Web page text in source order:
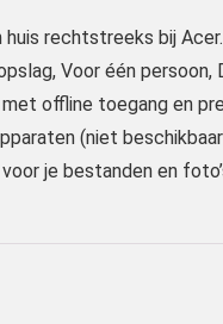
huis rechtstreeks bij
Voor één
offline toegang en
(niet
je bestanden en